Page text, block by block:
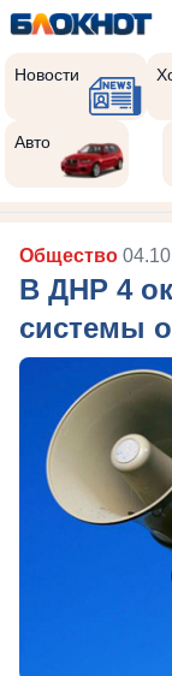
Новости
Авто
Общество
В ДНР 4
системы